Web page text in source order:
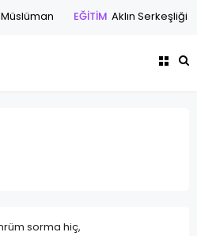
EĞİTİM Aklın Serkeşliği ve
sorma hiç,